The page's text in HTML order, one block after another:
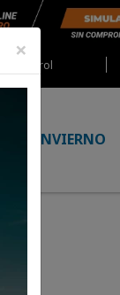
Red Castrol
INVIERNO
×